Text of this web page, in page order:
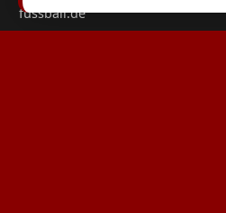
fussball.de